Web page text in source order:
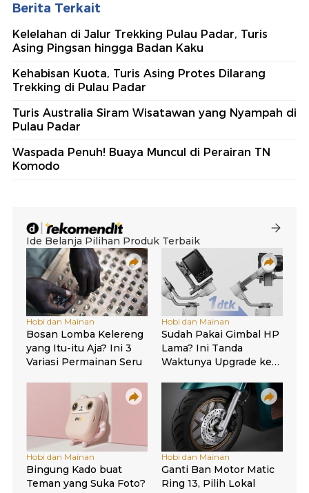
Berita Terkait
Kelelahan di Jalur Trekking Pulau Padar, Turis
Asing Pingsan hingga Badan Kaku
Kehabisan Kuota, Turis Asing Protes Dilarang
Trekking di Pulau Padar
Turis Australia Siram Wisatawan yang Nyampah di
Pulau Padar
Waspada Penuh! Buaya Muncul di Perairan TN
Komodo